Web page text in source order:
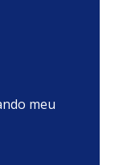
meu